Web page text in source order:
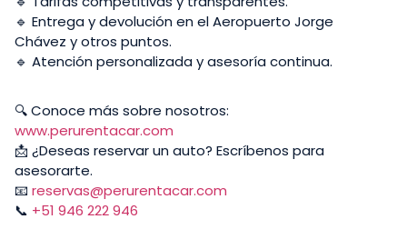
🔹 Entrega y devolución en el Aeropuerto Jorge
Chávez y otros puntos.
🔹 Atención personalizada y asesoría continua.
🔍 Conoce más sobre nosotros:
www.perurentacar.com
📩 ¿Deseas reservar un auto? Escríbenos para
asesorarte.
📧 reservas@perurentacar.com
📞 +51 946 222 946